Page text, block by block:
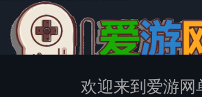
欢迎来到爱游网